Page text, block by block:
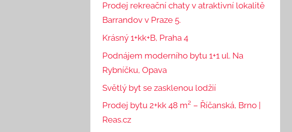
Prodej rekreační chaty v atraktivní lokalitě
Barrandov v Praze 5.
Krásný 1+kk+B, Praha 4
Podnájem moderního bytu 1+1 ul. Na
Rybníčku, Opava
Světlý byt se zasklenou lodžií
Prodej bytu 2+kk 48 m² – Říčanská, Brno |
Reas.cz